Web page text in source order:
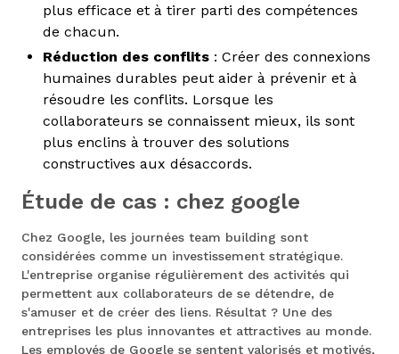
plus efficace et à tirer parti des compétences
de chacun.
Réduction des conflits : Créer des connexions
humaines durables peut aider à prévenir et à
résoudre les conflits. Lorsque les
collaborateurs se connaissent mieux, ils sont
plus enclins à trouver des solutions
constructives aux désaccords.
Étude de cas : chez google
Chez Google, les journées team building sont
considérées comme un investissement stratégique.
L'entreprise organise régulièrement des activités qui
permettent aux collaborateurs de se détendre, de
s'amuser et de créer des liens. Résultat ? Une des
entreprises les plus innovantes et attractives au monde.
Les employés de Google se sentent valorisés et motivés,